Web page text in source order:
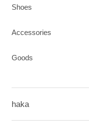
Shoes
Accessories
Goods
haka